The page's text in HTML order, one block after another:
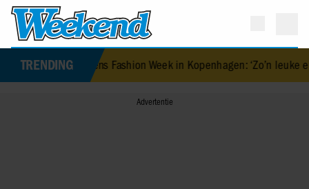
TRENDING
straalt tijdens Fashion Week in Kopenhagen: ‘Zo’n leuke